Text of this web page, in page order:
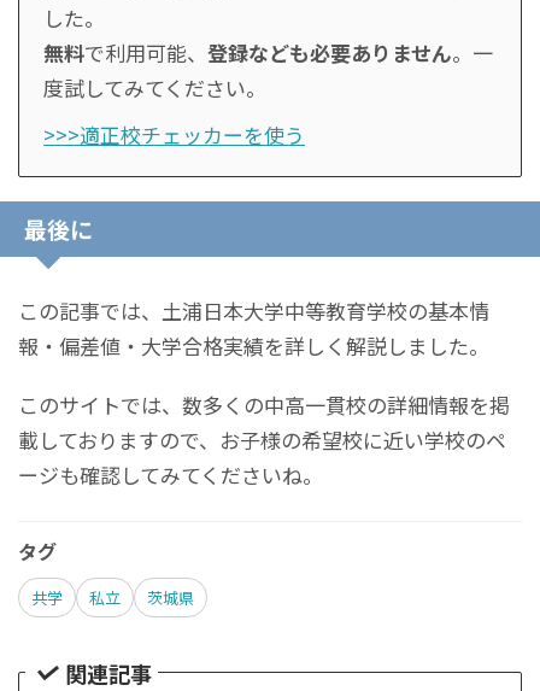
した。
無料で利用可能、 登録なども必要ありません。一
度試してみてください。
>>>適正校チェッカーを使う
最後に
この記事では、土浦日本大学中等教育学校の基本情
報・偏差値・大学合格実績を詳しく解説しました。
このサイトでは、数多くの中高一貫校の詳細情報を掲
載しておりますので、お子様の希望校に近い学校のペ
ージも確認してみてくださいね。
タグ
共学 私立 茨城県
関連記事